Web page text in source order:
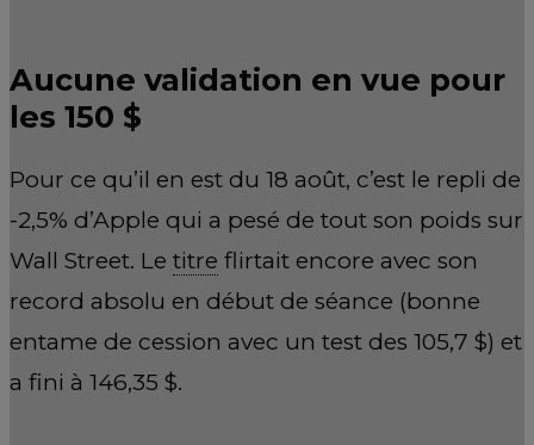
Aucune validation en vue pour
les 150 $
Pour ce qu’il en est du 18 août, c’est le repli de
-2,5% d’Apple qui a pesé de tout son poids sur
Wall Street. Le titre flirtait encore avec son
record absolu en début de séance (bonne
entame de cession avec un test des 105,7 $) et
a fini à 146,35 $.